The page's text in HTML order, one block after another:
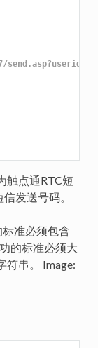
触点通RTC短
发送号码。
准必须包含
的标准必须大
符串。 Image: